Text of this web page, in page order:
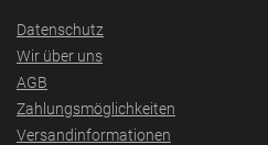
Datenschutz
Wir über uns
AGB
Zahlungsmöglichkeiten
Versandinformationen